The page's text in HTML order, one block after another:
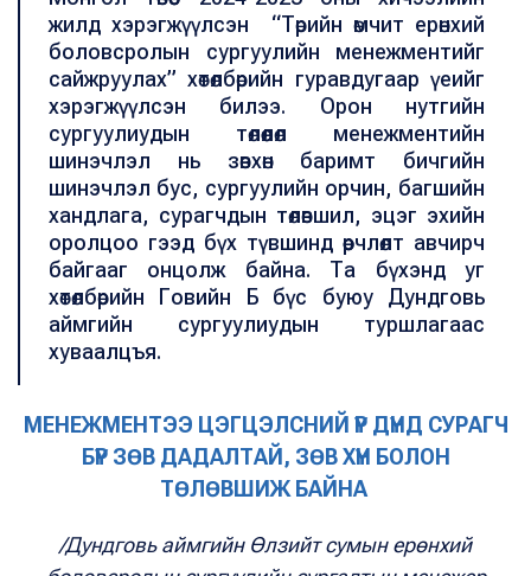
жилд хэрэгжүүлсэн “Төрийн өмчит ерөнхий
боловсролын сургуулийн менежментийг
сайжруулах” хөтөлбөрийн гуравдугаар үеийг
хэрэгжүүлсэн билээ. Орон нутгийн
сургуулиудын төлөөлөл менежментийн
шинэчлэл нь зөвхөн баримт бичгийн
шинэчлэл бус, сургуулийн орчин, багшийн
хандлага, сурагчдын төлөвшил, эцэг эхийн
оролцоо гээд бүх түвшинд өөрчлөлт авчирч
байгааг онцолж байна. Та бүхэнд уг
хөтөлбөрийн Говийн Б бүс буюу Дундговь
аймгийн сургуулиудын туршлагаас
хуваалцъя.
МЕНЕЖМЕНТЭЭ ЦЭГЦЭЛСНИЙ ҮР ДҮНД СУРАГЧ
БҮР ЗӨВ ДАДАЛТАЙ, ЗӨВ ХҮН БОЛОН
ТӨЛӨВШИЖ БАЙНА
/Дундговь аймгийн Өлзийт сумын ерөнхий